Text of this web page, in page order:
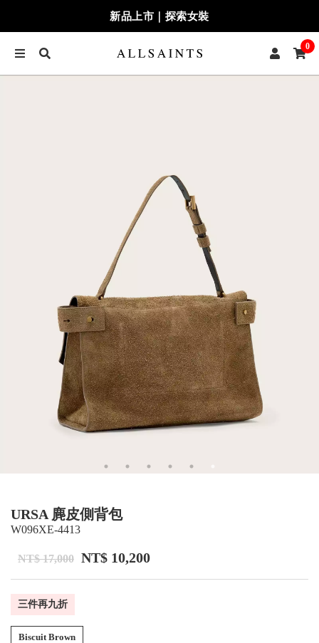
新品上市｜探索女裝
0
URSA 麂皮側背包
W096XE-4413
NT$ 17,000 NT$ 10,200
三件再九折
Biscuit Brown